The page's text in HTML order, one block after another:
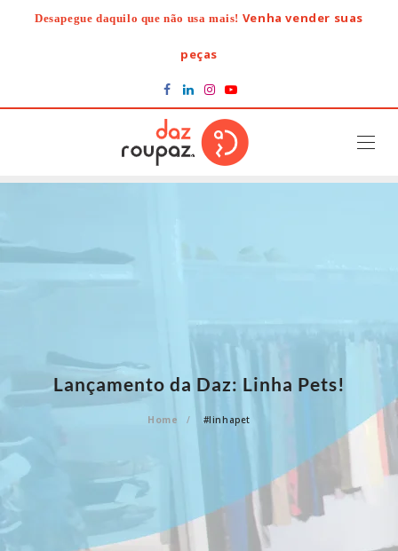
Desapegue daquilo que não usa mais! Venha vender suas
peças
Lançamento da Daz: Linha Pets!
Home #linhapet